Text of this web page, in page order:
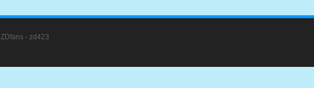
ZDfans - zd423